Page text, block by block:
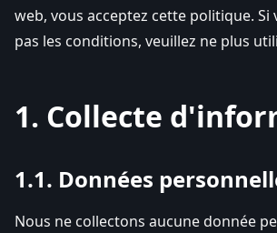
web, vous acceptez cette politique. Si
pas les conditions, veuillez ne plus
1. Collecte
1.1. Données
Nous ne collectons aucune donnée